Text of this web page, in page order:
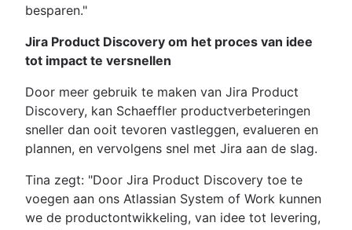
besparen."
Jira Product Discovery om het proces van idee
tot impact te versnellen
Door meer gebruik te maken van Jira Product
Discovery, kan Schaeffler productverbeteringen
sneller dan ooit tevoren vastleggen, evalueren en
plannen, en vervolgens snel met Jira aan de slag.
Tina zegt: "Door Jira Product Discovery toe te
voegen aan ons Atlassian System of Work kunnen
we de productontwikkeling, van idee tot levering,